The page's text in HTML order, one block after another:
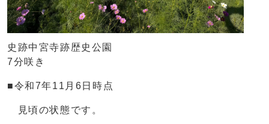
史跡中宮寺跡歴史公園
7分咲き
■令和7年11月6日時点
見頃の状態です。